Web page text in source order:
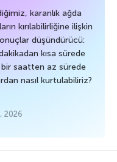
karanlık ağda
kırılabilirliğine ilişkin
düşündürücü:
kısa sürede
bir saatten az sürede
nasıl kurtulabiliriz?
2026